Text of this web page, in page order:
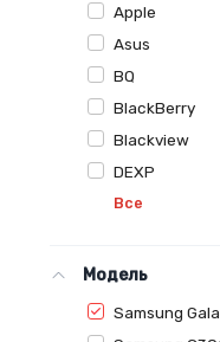
Apple
Asus
BQ
BlackBerry
Blackview
DEXP
Все
Модель
Samsung